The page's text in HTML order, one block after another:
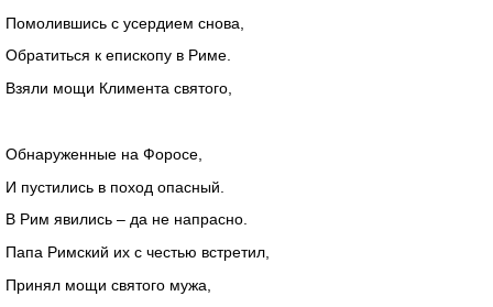
Помолившись с усердием снова,
Обратиться к епископу в Риме.
Взяли мощи Климента святого,
Обнаруженные на Форосе,
И пустились в поход опасный.
В Рим явились – да не напрасно.
Папа Римский их с честью встретил,
Принял мощи святого мужа,